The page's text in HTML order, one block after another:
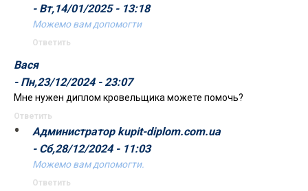
- Вт,14/01/2025 - 13:18
Можемо вам допомогти
Ответить
Вася
- Пн,23/12/2024 - 23:07
Мне нужен диплом кровельщика можете помочь?
Ответить
Администратор kupit-diplom.com.ua
- Сб,28/12/2024 - 11:03
Можемо вам допомогти.
Ответить